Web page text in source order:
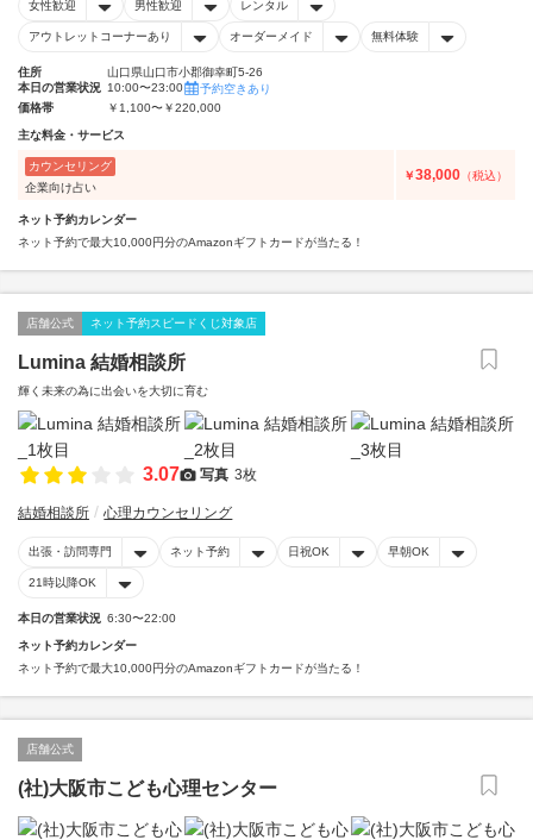
女性歓迎 男性歓迎 レンタル
アウトレットコーナーあり オーダーメイド 無料体験
住所
山口県山口市小郡御幸町5-26
本日の営業状況 10:00〜23:00
予約空きあり
価格帯
￥1,100〜￥220,000
主な料金・サービス
カウンセリング
企業向け占い
￥38,000 （税込）
ネット予約カレンダー
ネット予約で最大10,000円分のAmazonギフトカードが当たる！
店舗公式 ネット予約スピードくじ対象店
Lumina 結婚相談所
輝く未来の為に出会いを大切に育む
3.07 写真 3枚
結婚相談所 心理カウンセリング
出張・訪問専門 ネット予約 日祝OK 早朝OK
21時以降OK
本日の営業状況 6:30〜22:00
ネット予約カレンダー
ネット予約で最大10,000円分のAmazonギフトカードが当たる！
店舗公式
(社)大阪市こども心理センター